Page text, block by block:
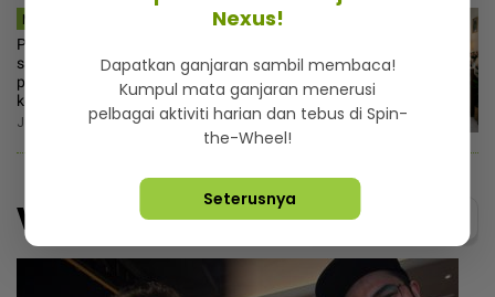
MSTAR | VIRAL
Perkahwinan impian wanita hancur,
saudara ‘tolong‘ pilih tema! Bapa
pula menekan-nekan suruh hormat
keputusan orang tua
Jumaat, 7 Ogos 2026 1:00 PM
Video Menarik@video
Nexus!
Dapatkan ganjaran sambil membaca!
Kumpul mata ganjaran menerusi
pelbagai aktiviti harian dan tebus di Spin-
the-Wheel!
Seterusnya